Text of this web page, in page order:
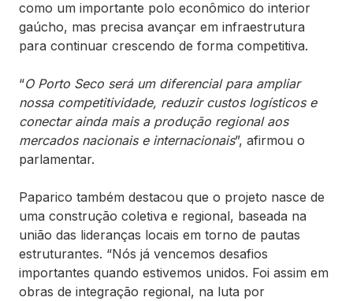
como um importante polo econômico do interior
gaúcho, mas precisa avançar em infraestrutura
para continuar crescendo de forma competitiva.
“O Porto Seco será um diferencial para ampliar
nossa competitividade, reduzir custos logísticos e
conectar ainda mais a produção regional aos
mercados nacionais e internacionais”, afirmou o
parlamentar.
Paparico também destacou que o projeto nasce de
uma construção coletiva e regional, baseada na
união das lideranças locais em torno de pautas
estruturantes. “Nós já vencemos desafios
importantes quando estivemos unidos. Foi assim em
obras de integração regional, na luta por